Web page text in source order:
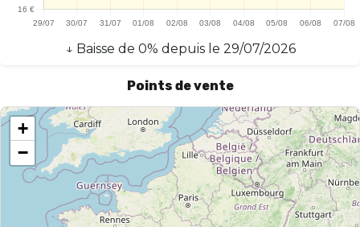
↓ Baisse de 0% depuis le 29/07/2026
Points de vente
+
−